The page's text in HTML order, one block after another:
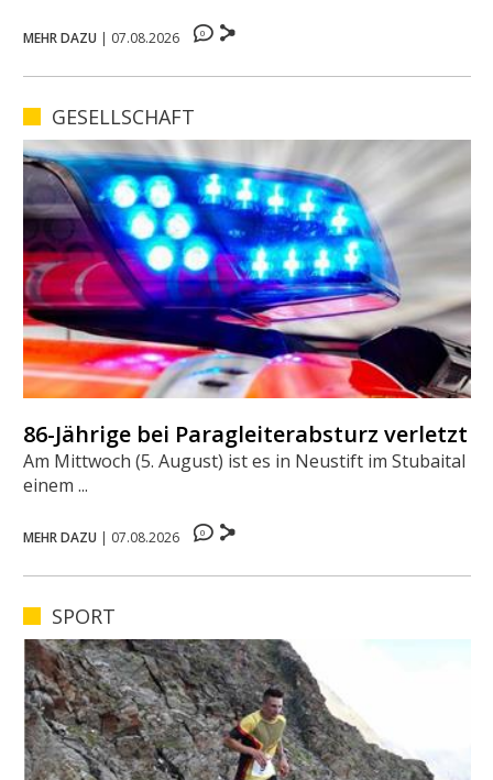
MEHR DAZU | 07.08.2026 0
GESELLSCHAFT
86-Jährige bei Paragleiterabsturz verletzt
Am Mittwoch (5. August) ist es in Neustift im Stubaital zu
einem ...
MEHR DAZU | 07.08.2026 0
SPORT